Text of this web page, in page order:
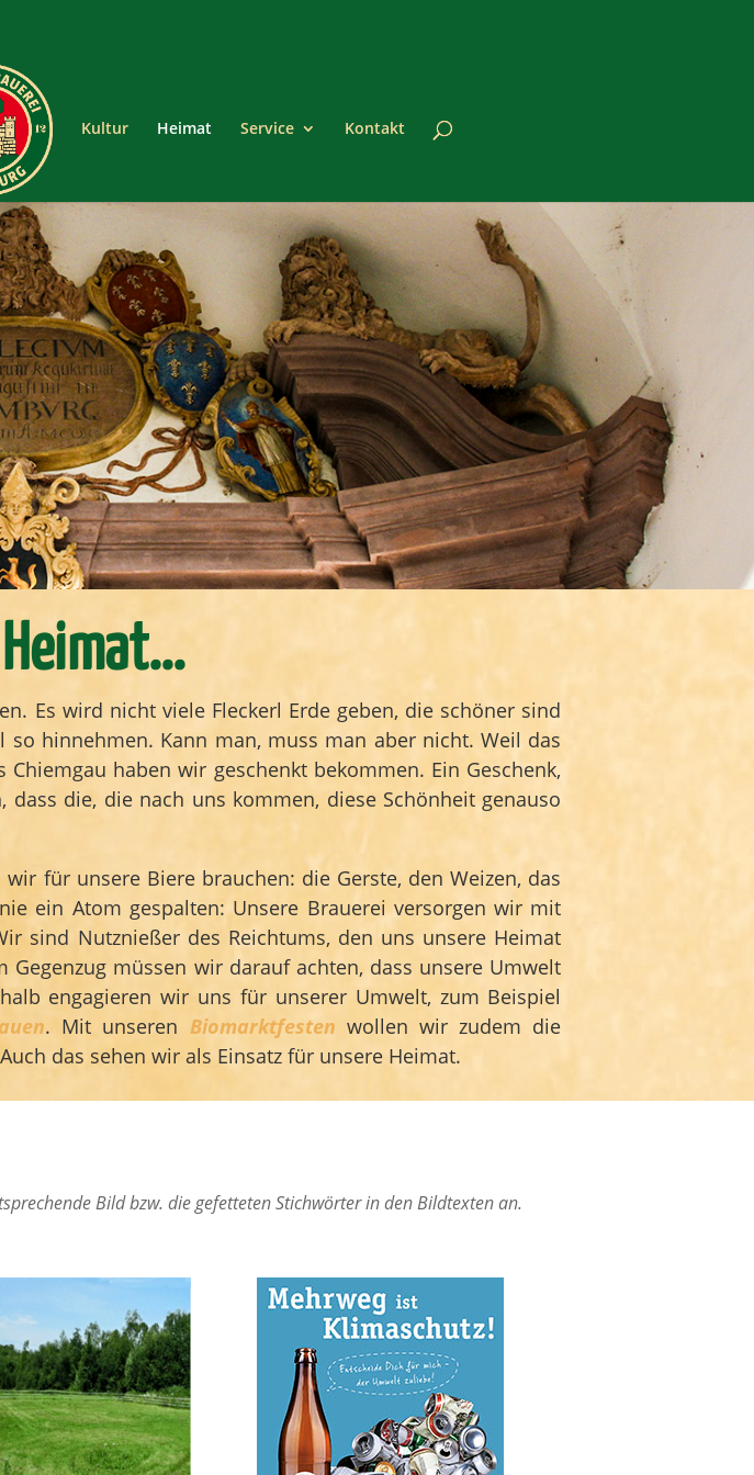
Kultur Heimat Service Kontakt
Es wird nicht viele Fleckerl Erde geben, die schöner sind
hinnehmen. Kann man, muss man aber nicht. Weil das
haben wir geschenkt bekommen. Ein Geschenk,
die, die nach uns kommen, diese Schönheit genauso
für unsere Biere brauchen: die Gerste, den Weizen, das
ein Atom gespalten: Unsere Brauerei versorgen wir mit
sind Nutznießer des Reichtums, den uns unsere Heimat
müssen wir darauf achten, dass unsere Umwelt
engagieren wir uns für unserer Umwelt, zum Beispiel
. Mit unseren Biomarktfesten wollen wir zudem die
das sehen wir als Einsatz für unsere Heimat.
Bild bzw. die gefetteten Stichwörter in den Bildtexten an.